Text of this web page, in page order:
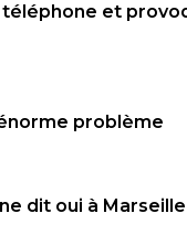
téléphone et
problème
dit oui à Marseille